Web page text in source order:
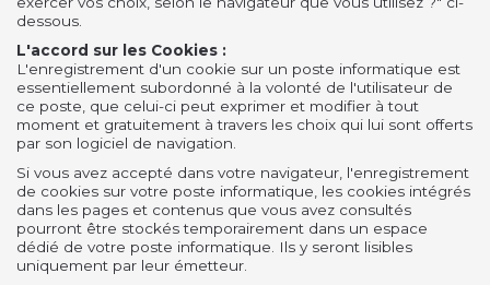
dessous.
L'accord sur les Cookies :
L'enregistrement d'un cookie sur un poste informatique est
essentiellement subordonné à la volonté de l'utilisateur de
ce poste, que celui-ci peut exprimer et modifier à tout
moment et gratuitement à travers les choix qui lui sont offerts
par son logiciel de navigation.
Si vous avez accepté dans votre navigateur, l'enregistrement
de cookies sur votre poste informatique, les cookies intégrés
dans les pages et contenus que vous avez consultés
pourront être stockés temporairement dans un espace
dédié de votre poste informatique. Ils y seront lisibles
uniquement par leur émetteur.